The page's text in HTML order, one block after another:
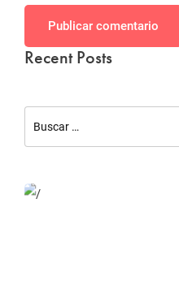
Publicar comentario
Recent Posts